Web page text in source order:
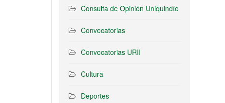
Consulta de Opinión Uniquindío
Convocatorias
Convocatorias URII
Cultura
Deportes